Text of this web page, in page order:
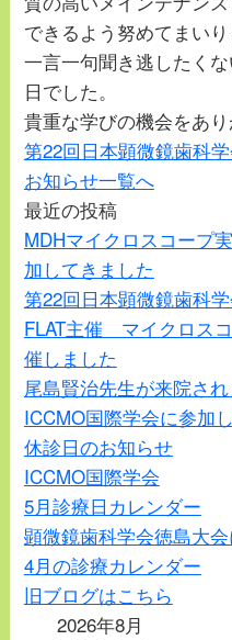
できるよう努めてまいり
一言一句聞き逃したく
日でした。
貴重な学びの機会をあり
第22回日本顕微鏡歯科
お知らせ一覧へ
最近の投稿
MDHマイクロスコープ
加してきました
第22回日本顕微鏡歯科
FLAT主催 マイクロス
催しました
尾島賢治先生が来院さ
ICCMO国際学会に参加
休診日のお知らせ
ICCMO国際学会
5月診療日カレンダー
顕微鏡歯科学会徳島大
4月の診療カレンダー
旧ブログはこちら
2026年8月